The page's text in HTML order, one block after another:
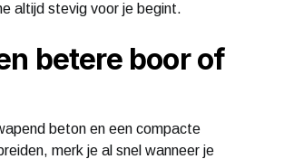
altijd stevig voor je begint.
betere boor of
beton en een compacte
merk je al snel wanneer je